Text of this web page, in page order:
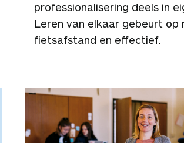
professionalisering deels in
Leren van elkaar gebeurt op
fietsafstand en effectief.